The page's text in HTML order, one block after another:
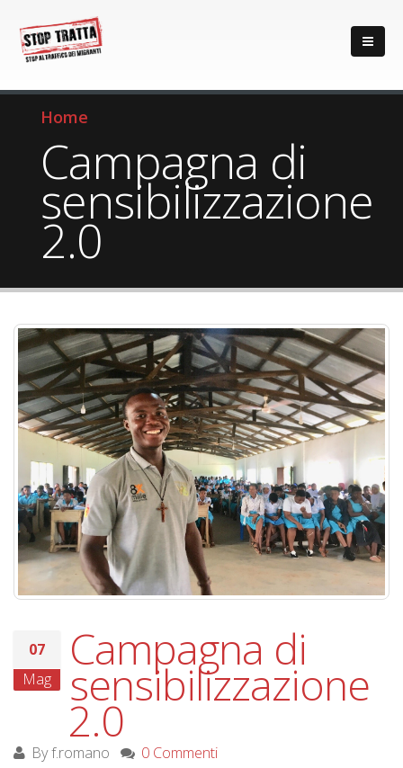
Home
Campagna di
sensibilizzazione
2.0
07
Mag
Campagna di
sensibilizzazione
2.0
Byf.romano 0 Commenti